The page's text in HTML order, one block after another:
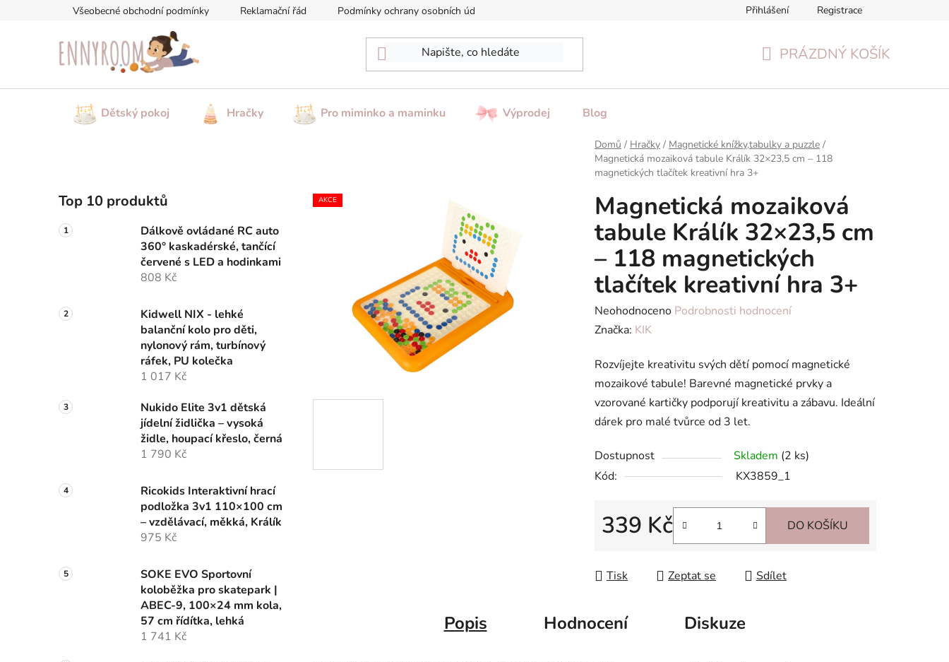
Všeobecné obchodní podmínky Reklamační řád Podmínky ochrany osobních údajů Formulář pro odstoupení od smlouvy Reklamační formulář
Přihlášení Registrace
PRÁZDNÝ KOŠÍK
Dětský pokoj Hračky Pro miminko a maminku Výprodej Blog
Domů / Hračky / Magnetické knížky,tabulky a puzzle /
Magnetická mozaiková tabule Králík 32×23,5 cm – 118
magnetických tlačítek kreativní hra 3+
o
s
t
n
e
Top 10 produktů
Dálkově ovládané RC auto
360° kaskadérské, tančící
červené s LED a hodinkami
808 Kč
Kidwell NIX - lehké
balanční kolo pro děti,
nylonový rám, turbínový
ráfek, PU kolečka
1 017 Kč
Nukido Elite 3v1 dětská
jídelní židlička – vysoká
židle, houpací křeslo, černá
1 790 Kč
Ricokids Interaktivní hrací
podložka 3v1 110×100 cm
– vzdělávací, měkká, Králík
975 Kč
SOKE EVO Sportovní
koloběžka pro skatepark |
ABEC-9, 100×24 mm kola,
57 cm řídítka, lehká
1 741 Kč
Magnetická mozaiková
tabule Králík 32×23,5 cm
– 118 magnetických
tlačítek kreativní hra 3+
Průměrné
hodnocení
je
0,0
z
5
Neohodnoceno Podrobnosti hodnocení
Značka: KIK
Rozvíjejte kreativitu svých dětí pomocí magnetické
mozaikové tabule! Barevné magnetické prvky a
vzorované kartičky podporují kreativitu a zábavu. Ideální
dárek pro malé tvůrce od 3 let.
Dostupnost Skladem (2 ks)
Kód:
KX3859_1
339 Kč DO KOŠÍKU
Tisk Zeptat se Sdílet
AKCE
Popis Hodnocení Diskuze